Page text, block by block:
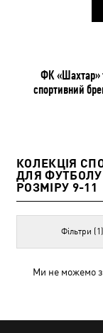
ФК «Шахтар»
спортивний
КОЛЕКЦІЯ
ДЛЯ ФУТБОЛУ
РОЗМІРУ 9-11
Фільтри (1)
Ми не можемо